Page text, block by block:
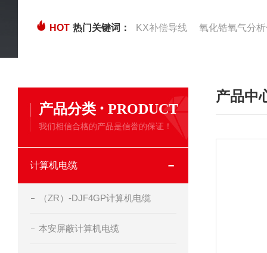
HOT 热门关键词： KX补偿导线 氧化锆氧气分
产品分类 · PRODUCT
我们相信合格的产品是信誉的保证！
计算机电缆
（ZR）-DJF4GP计算机电缆
本安屏蔽计算机电缆
产品中